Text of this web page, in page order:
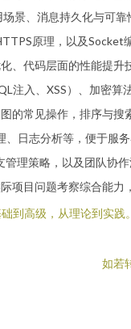
景、消息持久化与可靠
原理，以及Socket
、代码层面的性能提升
注入、XSS）、加密算
的常见操作，排序与搜
、日志分析等，便于服
理策略，以及团队协作
项目问题考察综合能力
到高级，从理论到实
如若